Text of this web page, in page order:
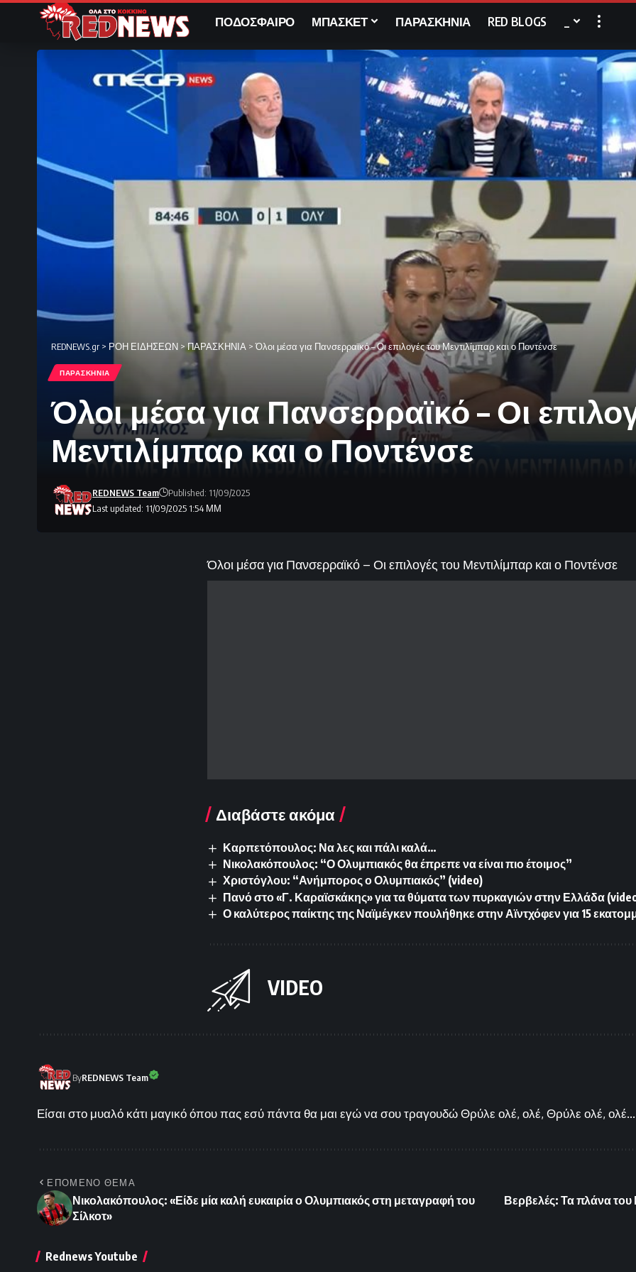
ΠΟΔΟΣΦΑΙΡΟ ΜΠΑΣΚΕΤ ΠΑΡΑΣΚΗΝΙΑ RED BLOGS
REDNEWS.gr > ΡΟΗ ΕΙΔΗΣΕΩΝ >ΠΑΡΑΣΚΗΝΙΑ >Όλοι μέσα για Πανσερραϊκό – Οι επιλογές του Μεντιλίμπαρ και ο Ποντένσε
ΠΑΡΑΣΚΗΝΙΑ
Όλοι μέσα για Πανσερραϊκό – Οι
Μεντιλίμπαρ και ο Ποντένσε
Last updated: 11/09/2025 1:54 ΜΜ
REDNEWS Team Published: 11/09/2025
Όλοι μέσα για Πανσερραϊκό – Οι επιλογές του Μεντιλίμπαρ και ο Ποντένσε
Διαβάστε ακόμα
Καρπετόπουλος: Να λες και πάλι καλά…
Νικολακόπουλος: “Ο Ολυμπιακός θα έπρεπε να είναι πιο έτοιμος”
Χριστόγλου: “Ανήμπορος ο Ολυμπιακός” (video)
Πανό στο «Γ. Καραϊσκάκης» για τα θύματα των πυρκαγιών στην Ελλάδα
Ο καλύτερος παίκτης της Ναϊμέγκεν πουλήθηκε στην Αϊντχόφεν για 15
VIDEO
ByREDNEWS Team
Είσαι στο μυαλό κάτι μαγικό όπου πας εσύ πάντα θα μαι εγώ να σου τραγουδώ Θρύλε ολέ, ολέ, Θρύλε ολέ, ολέ...
ΕΠΟΜΕΝΟ ΘΕΜΑ
Νικολακόπουλος: «Είδε μία καλή ευκαιρία ο Ολυμπιακός στη μεταγραφή του
Σίλκοτ»
Βερβελές: Τα πλάνα του
Rednews Youtube